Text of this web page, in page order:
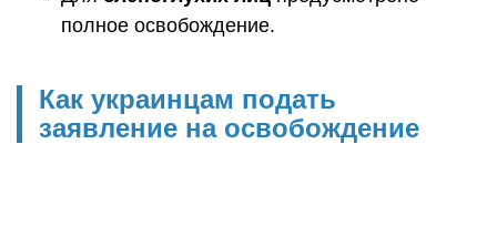
полное освобождение.
Как украинцам подать
заявление на освобождение